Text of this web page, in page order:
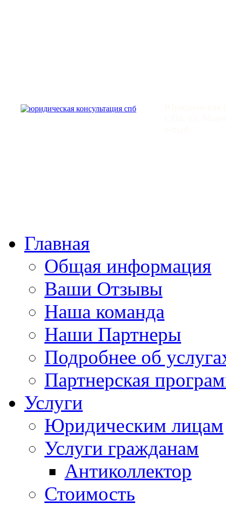
Главная
Общая информация
Ваши Отзывы
Наша команда
Наши Партнеры
Подробнее об
Партнерская
Услуги
Юридическим лицам
Услуги гражданам
Антиколлектор
Стоимость